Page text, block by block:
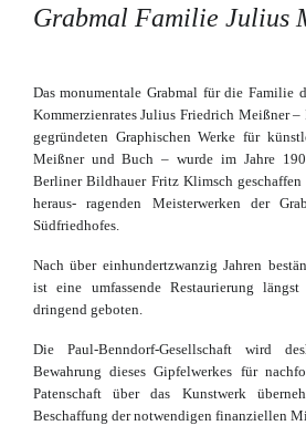
Grabmal Familie Julius
Das monumentale Grabmal für die Familie
Kommerzienrates Julius Friedrich Meißner –
gegründeten Graphischen Werke für
Meißner und Buch – wurde im Jahre
Berliner Bildhauer Fritz Klimsch
heraus- ragenden Meisterwerken der
Südfriedhofes.
Nach über einhundertzwanzig Jahren
ist eine umfassende Restaurierung
dringend geboten.
Die Paul-Benndorf-Gesellschaft wird
Bewahrung dieses Gipfelwerkes für
Patenschaft über das Kunstwerk
Beschaffung der notwendigen finanziellen